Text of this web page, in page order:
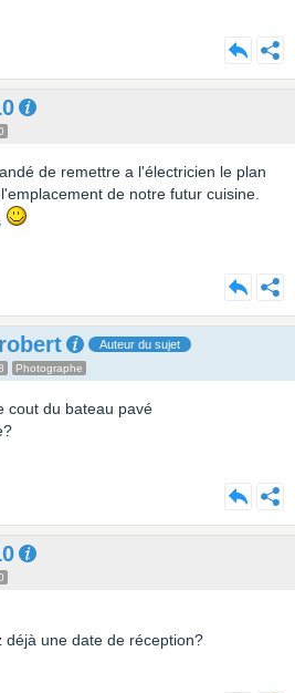
de remettre a l'électricien le plan
de notre futur cuisine.
Auteur du sujet
Photographe
cout du bateau pavé
déjà une date de réception?